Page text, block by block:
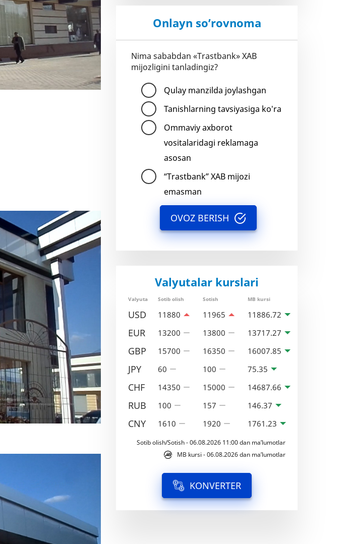
Onlayn so’rovnoma
Nima sababdan «Trastbank» XAB
mijozligini tanladingiz?
Qulay manzilda joylashgan
Tanishlarning tavsiyasiga ko'ra
Ommaviy axborot
vositalaridagi reklamaga
asosan
“Trastbank” XAB mijozi
emasman
OVOZ BERISH
Valyutalar kurslari
Valyuta Sotib olish Sotish MB kursi
USD 11880 11965 11886.72
EUR 13200 13800 13717.27
GBP 15700 16350 16007.85
JPY 60 100 75.35
CHF 14350 15000 14687.66
RUB 100 157 146.37
CNY 1610 1920 1761.23
Sotib olish/Sotish - 06.08.2026 11:00 dan ma’lumotlar
MB kursi - 06.08.2026 dan ma’lumotlar
KONVERTER